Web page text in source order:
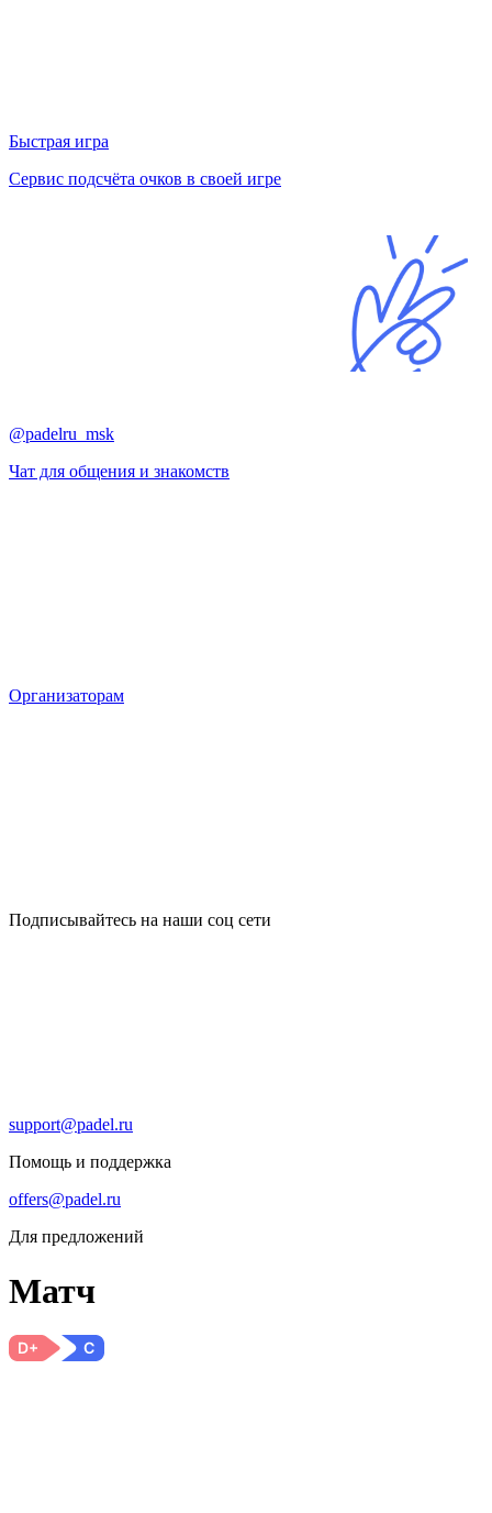
Быстрая игра
Сервис подсчёта очков в своей игре
@padelru_msk
Чат для общения и знакомств
Организаторам
Подписывайтесь на наши соц сети
support@padel.ru
Помощь и поддержка
offers@padel.ru
Для предложений
Матч